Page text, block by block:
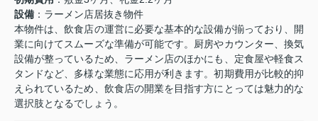
設備 ：ラーメン店居抜き物件
本物件は、飲食店の運営に必要な基本的な設備が揃っており、開
業に向けてスムーズな準備が可能です。厨房やカウンター、換気
設備が整っているため、ラーメン店のほかにも、定食屋や軽食ス
タンドなど、多様な業態に応用が利きます。初期費用が比較的抑
えられているため、飲食店の開業を目指す方にとっては魅力的な
選択肢となるでしょう。